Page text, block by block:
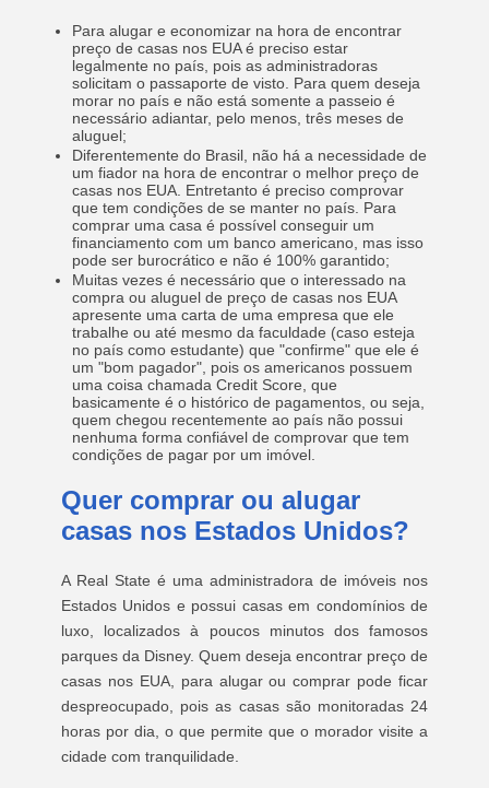
Para alugar e economizar na hora de encontrar
preço de casas nos EUA é preciso estar
legalmente no país, pois as administradoras
solicitam o passaporte de visto. Para quem deseja
morar no país e não está somente a passeio é
necessário adiantar, pelo menos, três meses de
aluguel;
Diferentemente do Brasil, não há a necessidade de
um fiador na hora de encontrar o melhor preço de
casas nos EUA. Entretanto é preciso comprovar
que tem condições de se manter no país. Para
comprar uma casa é possível conseguir um
financiamento com um banco americano, mas isso
pode ser burocrático e não é 100% garantido;
Muitas vezes é necessário que o interessado na
compra ou aluguel de preço de casas nos EUA
apresente uma carta de uma empresa que ele
trabalhe ou até mesmo da faculdade (caso esteja
no país como estudante) que "confirme" que ele é
um "bom pagador", pois os americanos possuem
uma coisa chamada Credit Score, que
basicamente é o histórico de pagamentos, ou seja,
quem chegou recentemente ao país não possui
nenhuma forma confiável de comprovar que tem
condições de pagar por um imóvel.
Quer comprar ou alugar
casas nos Estados Unidos?
A Real State é uma administradora de imóveis nos
Estados Unidos e possui casas em condomínios de
luxo, localizados à poucos minutos dos famosos
parques da Disney. Quem deseja encontrar preço de
casas nos EUA, para alugar ou comprar pode ficar
despreocupado, pois as casas são monitoradas 24
horas por dia, o que permite que o morador visite a
cidade com tranquilidade.